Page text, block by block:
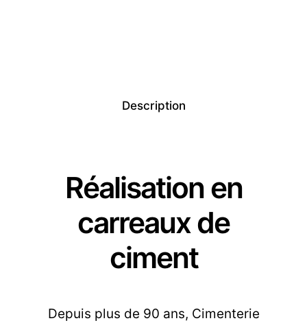
Description
Réalisation en
carreaux de
ciment
Depuis plus de 90 ans, Cimenterie